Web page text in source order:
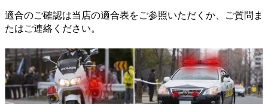
適合のご確認は当店の適合表をご参照いただくか、ご質問ま
たはご連絡ください。